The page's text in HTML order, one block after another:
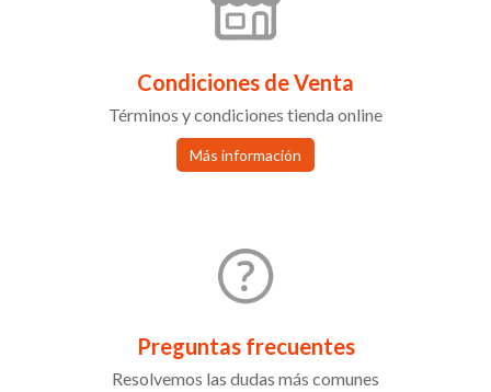
Condiciones de Venta
Términos y condiciones tienda online
Más información
Preguntas frecuentes
Resolvemos las dudas más comunes